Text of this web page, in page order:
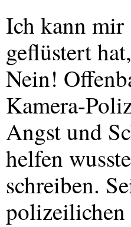
Ich kann mir
geflüstert
Nein!
Kamera-
Angst und
helfen
schreiben.
polizeilichen